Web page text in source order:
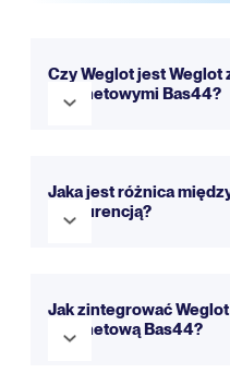
Czy Weglot jest Weglot
internetowymi Bas44?
minut. Możesz
wersji próbnej.
Jaka jest różnica
konkurencją?
internetowych.Więcej
naszej stronie
Jak zintegrować
internetową Bas44?